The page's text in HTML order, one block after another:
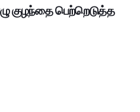
குழந்தை பெற்றெடுத்த